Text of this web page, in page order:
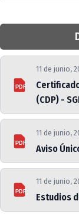
PDF
11 de junio,
(CDP) -
PDF
11 de junio,
Aviso
PDF
11 de junio,
Estudios